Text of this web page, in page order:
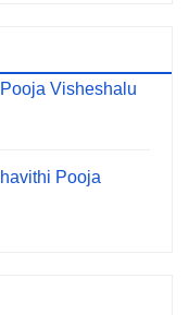
Visheshalu
Pooja